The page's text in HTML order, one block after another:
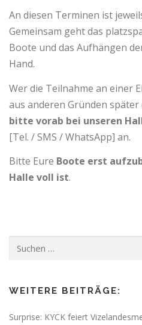
An diesen Terminen ist
Gemeinsam geht das
Boote und das Aufhängen
Hand.
Wer die Teilnahme an einer
aus anderen Gründen später
bitte vorab bei unseren
[Tel. / SMS / WhatsApp] an.
Bitte Eure Boote erst
Halle voll ist.
nach:
WEITERE BEITRÄGE:
Surprise: KYCK feiert